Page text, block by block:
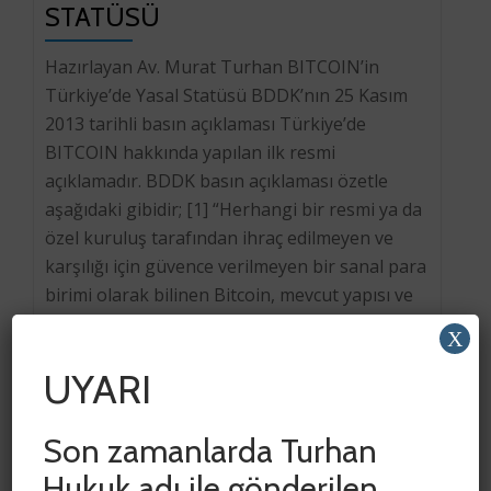
STATÜSÜ
Hazırlayan Av. Murat Turhan BITCOIN’in
Türkiye’de Yasal Statüsü BDDK’nın 25 Kasım
2013 tarihli basın açıklaması Türkiye’de
BITCOIN hakkında yapılan ilk resmi
açıklamadır. BDDK basın açıklaması özetle
aşağıdaki gibidir; [1] “Herhangi bir resmi ya da
özel kuruluş tarafından ihraç edilmeyen ve
karşılığı için güvence verilmeyen bir sanal para
birimi olarak bilinen Bitcoin, mevcut yapısı ve
işleyişi […]
UYARI
Son zamanlarda Turhan
X